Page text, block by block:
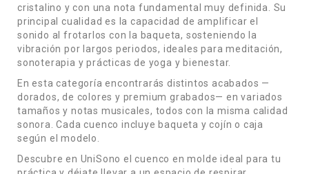
cristalino y con una nota fundamental muy definida. Su
principal cualidad es la capacidad de amplificar el
sonido al frotarlos con la baqueta, sosteniendo la
vibración por largos periodos, ideales para meditación,
sonoterapia y prácticas de yoga y bienestar.
En esta categoría encontrarás distintos acabados —
dorados, de colores y premium grabados— en variados
tamaños y notas musicales, todos con la misma calidad
sonora. Cada cuenco incluye baqueta y cojín o caja
según el modelo.
Descubre en UniSono el cuenco en molde ideal para tu